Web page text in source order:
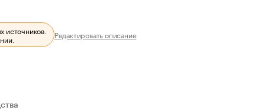
источников. Редактировать описание